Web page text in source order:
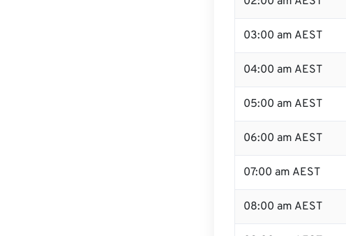
03:00 am AEST
04:00 am AEST
05:00 am AEST
06:00 am AEST
07:00 am AEST
08:00 am AEST